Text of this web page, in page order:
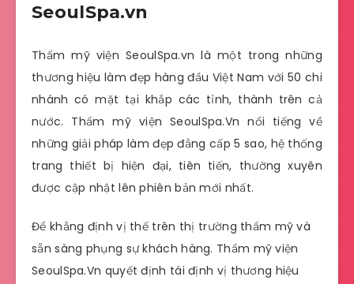
SeoulSpa.vn
Thẩm mỹ viện SeoulSpa.vn là một trong những
thương hiệu làm đẹp hàng đầu Việt Nam với 50 chi
nhánh có mặt tại khắp các tỉnh, thành trên cả
nước. Thẩm mỹ viện SeoulSpa.Vn nổi tiếng về
những giải pháp làm đẹp đẳng cấp 5 sao, hệ thống
trang thiết bị hiện đại, tiên tiến, thường xuyên
được cập nhật lên phiên bản mới nhất.
Để khẳng định vị thế trên thị trường thẩm mỹ và
sẵn sàng phụng sự khách hàng. Thẩm mỹ viện
SeoulSpa.Vn quyết định tái định vị thương hiệu